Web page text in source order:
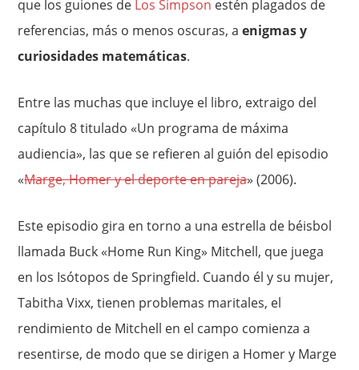
que los guiones de Los Simpson estén plagados de
referencias, más o menos oscuras, aenigmas y
curiosidades matemáticas.
Entre las muchas que incluye el libro, extraigo del
capítulo 8 titulado «Un programa de máxima
audiencia», las que se refieren al guión del episodio
«Marge, Homer y el deporte en pareja» (2006).
Este episodio gira en torno a una estrella de béisbol
llamada Buck «Home Run King» Mitchell, que juega
en los Isótopos de Springfield. Cuando él y su mujer,
Tabitha Vixx, tienen problemas maritales, el
rendimiento de Mitchell en el campo comienza a
resentirse, de modo que se dirigen a Homer y Marge